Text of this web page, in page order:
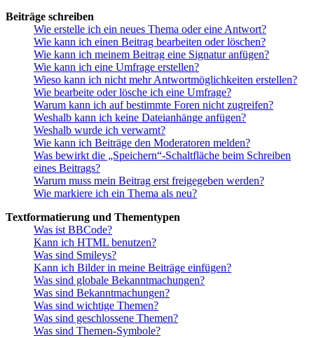
Beiträge schreiben
Wie erstelle ich ein neues Thema oder eine Antwort?
Wie kann ich einen Beitrag bearbeiten oder löschen?
Wie kann ich meinem Beitrag eine Signatur anfügen?
Wie kann ich eine Umfrage erstellen?
Wieso kann ich nicht mehr Antwortmöglichkeiten erstellen?
Wie bearbeite oder lösche ich eine Umfrage?
Warum kann ich auf bestimmte Foren nicht zugreifen?
Weshalb kann ich keine Dateianhänge anfügen?
Weshalb wurde ich verwarnt?
Wie kann ich Beiträge den Moderatoren melden?
Was bewirkt die „Speichern“-Schaltfläche beim Schreiben
eines Beitrags?
Warum muss mein Beitrag erst freigegeben werden?
Wie markiere ich ein Thema als neu?
Textformatierung und Thementypen
Was ist BBCode?
Kann ich HTML benutzen?
Was sind Smileys?
Kann ich Bilder in meine Beiträge einfügen?
Was sind globale Bekanntmachungen?
Was sind Bekanntmachungen?
Was sind wichtige Themen?
Was sind geschlossene Themen?
Was sind Themen-Symbole?